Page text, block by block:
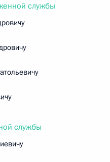
службы
службы